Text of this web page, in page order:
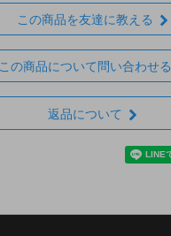
この商品を友達に教える
この商品について問い合わせる
返品について